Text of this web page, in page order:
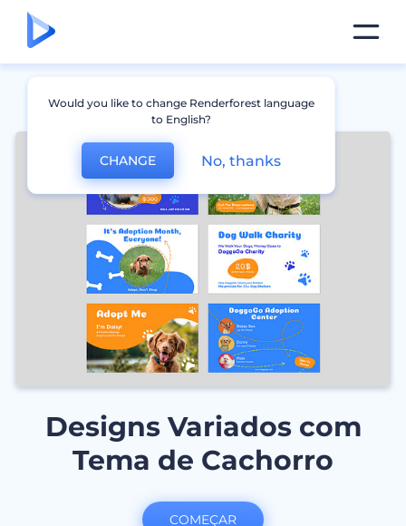
Designs Variados com
Tema de Cachorro
COMEÇAR
Would you like to change Renderforest language
to English?
CHANGE No, thanks